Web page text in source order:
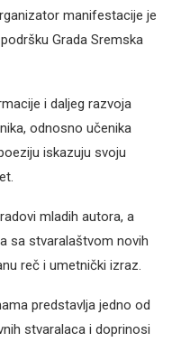
manifestacije je
Grada Sremska
i daljeg razvoja
odnosno učenika
iskazuju svoju
mladih autora, a
sa stvaralaštvom novih
reč i umetnički izraz.
predstavlja jedno od
stvaralaca i doprinosi